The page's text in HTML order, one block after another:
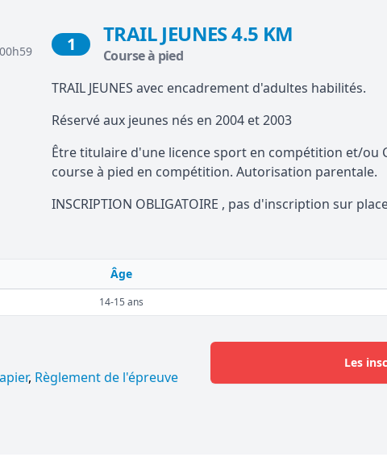
1 TRAIL JEUNES 4.5 KM
Course à pied
TRAIL JEUNES avec encadrement d'adultes habilités.
Réservé aux jeunes nés en 2004 et 2003
Être titulaire d'une licence sport en compétition et/ou
course à pied en compétition. Autorisation parentale.
INSCRIPTION OBLIGATOIRE , pas d'inscription sur
Âge
14-15 ans
, Règlement de l'épreuve
Les